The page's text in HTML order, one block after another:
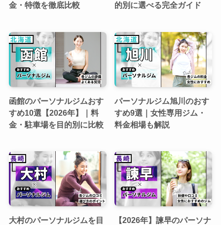
金・特徴を徹底比較
的別に選べる完全ガイド
函館のパーソナルジムおす
すめ10選【2026年】｜料
金・駐車場を目的別に比較
パーソナルジム旭川のおす
すめ9選｜女性専用ジム・
料金相場も解説
大村のパーソナルジムを目
【2026年】諫早のパーソナ